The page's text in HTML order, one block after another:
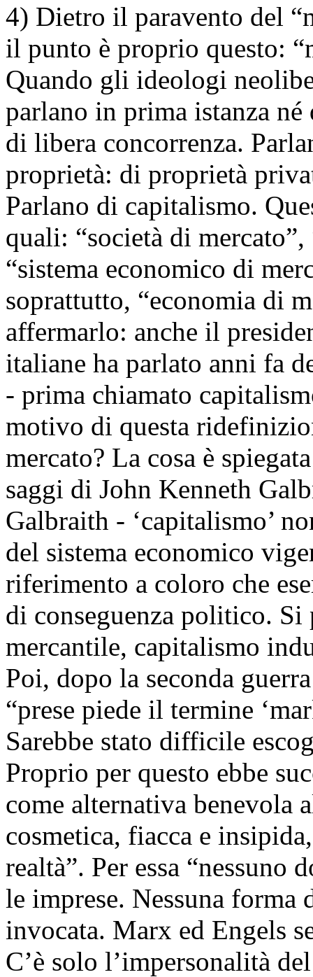
4) Dietro il paravento del
il punto è proprio questo:
Quando gli ideologi
parlano in prima istanza
di libera concorrenza.
proprietà: di proprietà
Parlano di capitalismo.
quali: “società di
“sistema economico di
soprattutto, “economia di
affermarlo: anche il
italiane ha parlato anni fa
- prima chiamato
motivo di questa
mercato? La cosa è
saggi di John Kenneth
Galbraith - ‘capitalismo’
del sistema economico
riferimento a coloro che
di conseguenza politico.
mercantile, capitalismo
Poi, dopo la seconda
“prese piede il termine
Sarebbe stato difficile
Proprio per questo ebbe
come alternativa benevola
cosmetica, fiacca e
realtà”. Per essa
le imprese. Nessuna forma
invocata. Marx ed Engels
C’è solo l’impersonalità